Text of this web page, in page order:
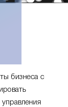
бизнеса с